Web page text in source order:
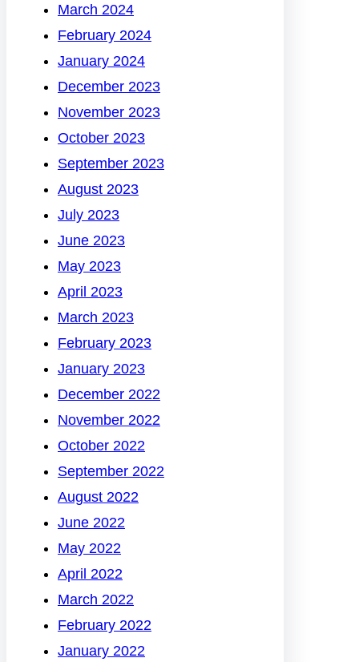
March 2024
February 2024
January 2024
December 2023
November 2023
October 2023
September 2023
August 2023
July 2023
June 2023
May 2023
April 2023
March 2023
February 2023
January 2023
December 2022
November 2022
October 2022
September 2022
August 2022
June 2022
May 2022
April 2022
March 2022
February 2022
January 2022